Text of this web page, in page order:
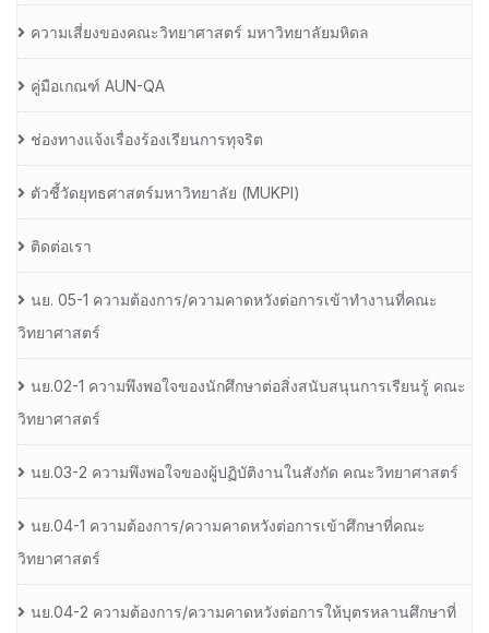
ความเสี่ยงของคณะวิทยาศาสตร์ มหาวิทยาลัยมหิดล
คู่มือเกณฑ์ AUN-QA
ช่องทางแจ้งเรื่องร้องเรียนการทุจริต
ตัวชี้วัดยุทธศาสตร์มหาวิทยาลัย (MUKPI)
ติดต่อเรา
นย. 05-1 ความต้องการ/ความคาดหวังต่อการเข้าทำงานที่คณะ
วิทยาศาสตร์
นย.02-1 ความพึงพอใจของนักศึกษาต่อสิ่งสนับสนุนการเรียนรู้ คณะ
วิทยาศาสตร์
นย.03-2 ความพึงพอใจของผู้ปฏิบัติงานในสังกัด คณะวิทยาศาสตร์
นย.04-1 ความต้องการ/ความคาดหวังต่อการเข้าศึกษาที่คณะ
วิทยาศาสตร์
นย.04-2 ความต้องการ/ความคาดหวังต่อการให้บุตรหลานศึกษาที่